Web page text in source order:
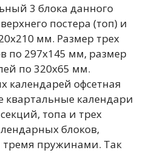
3 блока данного
постера (топ) и
мм. Размер трех
по 297х145 мм, размер
по 320х65 мм.
календарей офсетная
квартальные календари
топа и трех
блоков,
тремя пружинами. Так